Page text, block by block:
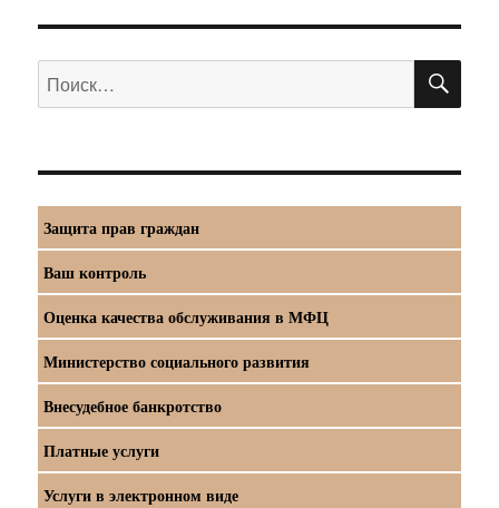
Искать:
Защита прав граждан
Ваш контроль
Оценка качества обслуживания в МФЦ
Министерство социального развития
Внесудебное банкротство
Платные услуги
Услуги в электронном виде